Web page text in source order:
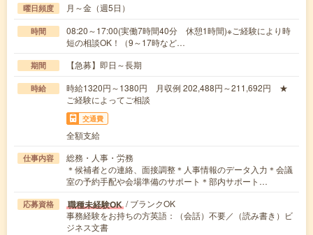
曜日頻度 月～金（週5日）
時間
08:20～17:00(実働7時間40分 休憩1時間)※ご経験により時
短の相談OK！（9～17時など…
期間 【急募】即日～長期
時給
時給1320円～1380円 月収例 202,488円～211,692円 ★
ご経験によってご相談
交通費
全額支給
仕事内容
総務・人事・労務
＊候補者との連絡、面接調整＊人事情報のデータ入力＊会議
室の予約手配や会場準備のサポート＊部内サポート…
応募資格 職種未経験OK / ブランクOK
事務経験をお持ちの方英語：（会話）不要／（読み書き）ビ
ジネス文書